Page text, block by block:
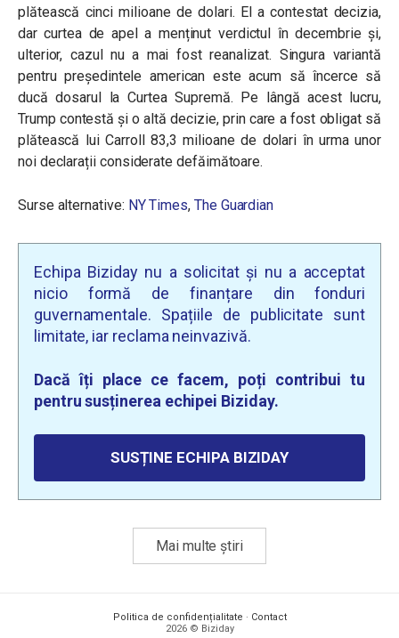
plătească cinci milioane de dolari. El a contestat decizia,
dar curtea de apel a menținut verdictul în decembrie și,
ulterior, cazul nu a mai fost reanalizat. Singura variantă
pentru președintele american este acum să încerce să
ducă dosarul la Curtea Supremă. Pe lângă acest lucru,
Trump contestă și o altă decizie, prin care a fost obligat să
plătească lui Carroll 83,3 milioane de dolari în urma unor
noi declarații considerate defăimătoare.
Surse alternative: NY Times, The Guardian
Echipa Biziday nu a solicitat și nu a acceptat
nicio formă de finanțare din fonduri
guvernamentale. Spațiile de publicitate sunt
limitate, iar reclama neinvazivă.
Dacă îți place ce facem, poți contribui tu
pentru susținerea echipei Biziday.
SUSȚINE ECHIPA BIZIDAY
Mai multe știri
Politica de confidențialitate · Contact
2026 © Biziday